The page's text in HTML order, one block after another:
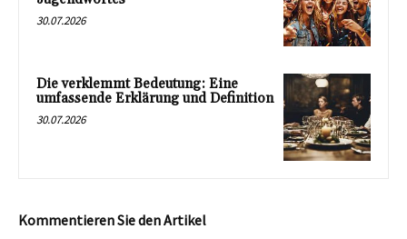
30.07.2026
Die verklemmt Bedeutung: Eine
umfassende Erklärung und Definition
30.07.2026
Kommentieren Sie den Artikel